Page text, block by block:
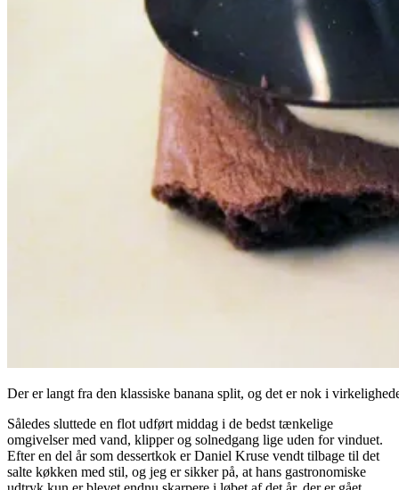
Der er langt fra den klassiske banana split, og det er nok i
Således sluttede en flot udført middag i de bedst tænkelige
omgivelser med vand, klipper og solnedgang lige uden for vinduet.
Efter en del år som dessertkok er Daniel Kruse vendt tilbage til det
salte køkken med stil, og jeg er sikker på, at hans gastronomiske